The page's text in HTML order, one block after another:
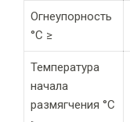
Огнеупорность
°C ≥
Температура
начала
размягчения °C